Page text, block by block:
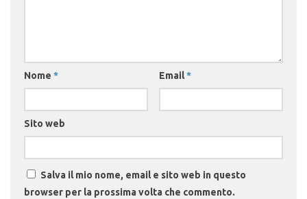
Nome * Email*
Sito web
Salva il mio nome, email e sito web in questo
browser per la prossima volta che commento.